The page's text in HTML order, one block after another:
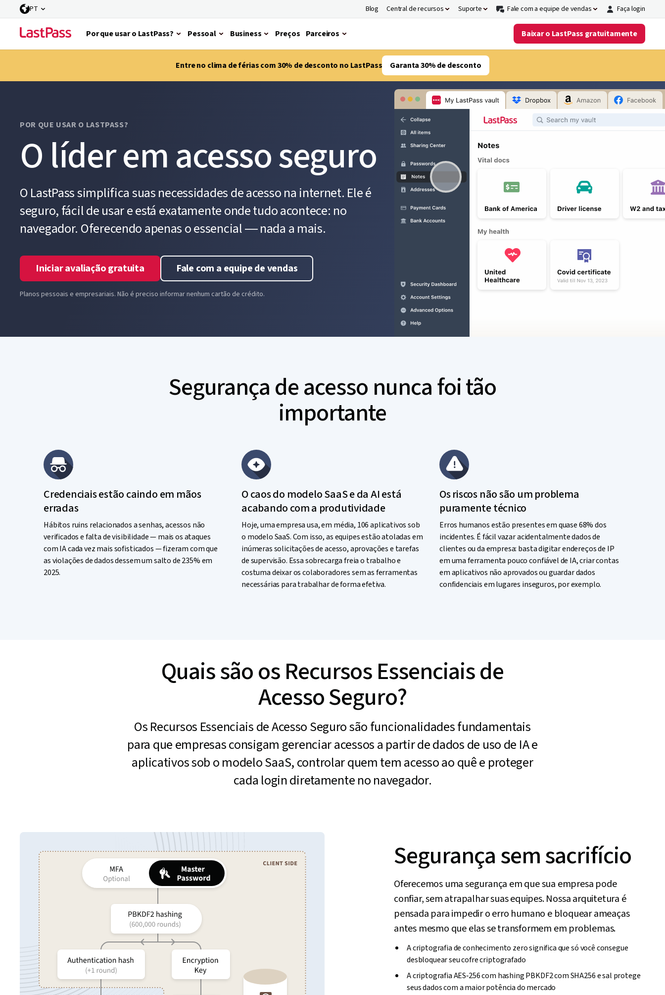
PT Blog Central de recursos Suporte Fale com a equipe de vendas Faça login
Por que usar o LastPass? Pessoal Business Preços Parceiros Baixar o LastPass gratuitamente
Entre no clima de férias com 30% de desconto no LastPass Garanta 30% de desconto
POR QUE USAR O LASTPASS?
O líder em acesso seguro
O LastPass simplifica suas necessidades de acesso na internet. Ele é
seguro, fácil de usar e está exatamente onde tudo acontece: no
navegador. Oferecendo apenas o essencial ― nada a mais.
Iniciar avaliação gratuita Fale com a equipe de vendas
Planos pessoais e empresariais. Não é preciso informar nenhum cartão de crédito.
Segurança de acesso nunca foi tão
importante
Credenciais estão caindo em mãos
erradas
Hábitos ruins relacionados a senhas, acessos não
verificados e falta de visibilidade — mais os ataques
com IA cada vez mais sofisticados — fizeram com que
as violações de dados dessem um salto de 235% em
2025.
O caos do modelo SaaS e da AI está
acabando com a produtividade
Hoje, uma empresa usa, em média, 106 aplicativos sob
o modelo SaaS. Com isso, as equipes estão atoladas em
inúmeras solicitações de acesso, aprovações e tarefas
de supervisão. Essa sobrecarga freia o trabalho e
costuma deixar os colaboradores sem as ferramentas
necessárias para trabalhar de forma efetiva.
Os riscos não são um problema
puramente técnico
Erros humanos estão presentes em quase 68% dos
incidentes. É fácil vazar acidentalmente dados de
clientes ou da empresa: basta digitar endereços de IP
em uma ferramenta pouco confiável de IA, criar contas
em aplicativos não aprovados ou guardar dados
confidenciais em lugares inseguros, por exemplo.
Quais são os Recursos Essenciais de
Acesso Seguro?
Os Recursos Essenciais de Acesso Seguro são funcionalidades fundamentais
para que empresas consigam gerenciar acessos a partir de dados de uso de IA e
aplicativos sob o modelo SaaS, controlar quem tem acesso ao quê e proteger
cada login diretamente no navegador.
Segurança sem sacrifício
Oferecemos uma segurança em que sua empresa pode
confiar, sem atrapalhar suas equipes. Nossa arquitetura é
pensada para impedir o erro humano e bloquear ameaças
antes mesmo que elas se transformem em problemas.
A criptografia de conhecimento zero significa que só você consegue
desbloquear seu cofre criptografado
A criptografia AES‑256 com hashing PBKDF2 com SHA256 e sal protege
seus dados com a maior potência do mercado